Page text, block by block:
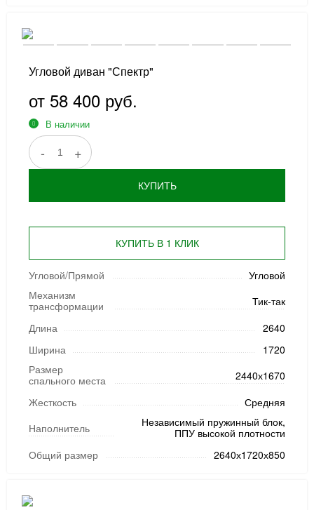
Угловой диван "Спектр"
от 58 400 руб.
В наличии
- +
КУПИТЬ
КУПИТЬ В 1 КЛИК
Угловой/Прямой
Угловой
Механизм
трансформации
Тик-так
Длина
2640
Ширина
1720
Размер
спального места
2440х1670
Жесткость
Средняя
Наполнитель
Независимый пружинный блок,
ППУ высокой плотности
Общий размер
2640х1720х850